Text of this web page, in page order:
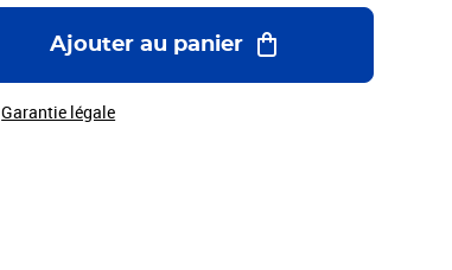
Ajouter au panier
Garantie légale